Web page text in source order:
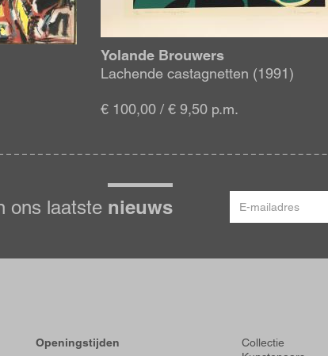
Yolande Brouwers
Lachende castagnetten (1991)
€ 100,00 / € 9,50 p.m.
ons laatste nieuws
mailadres
Openingstijden Voet
Collectie